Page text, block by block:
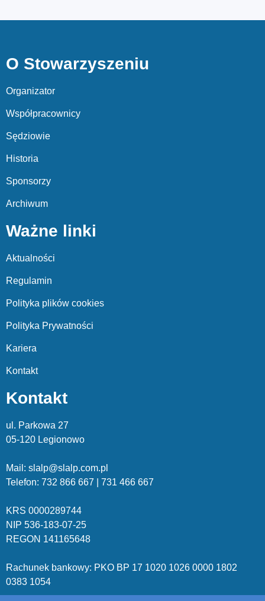
O Stowarzyszeniu
Organizator
Współpracownicy
Sędziowie
Historia
Sponsorzy
Archiwum
Ważne linki
Aktualności
Regulamin
Polityka plików cookies
Polityka Prywatności
Kariera
Kontakt
Kontakt
ul. Parkowa 27
05-120 Legionowo
Mail: slalp@slalp.com.pl
Telefon: 732 866 667 | 731 466 667
KRS 0000289744
NIP 536-183-07-25
REGON 141165648
Rachunek bankowy: PKO BP 17 1020 1026 0000 1802
0383 1054